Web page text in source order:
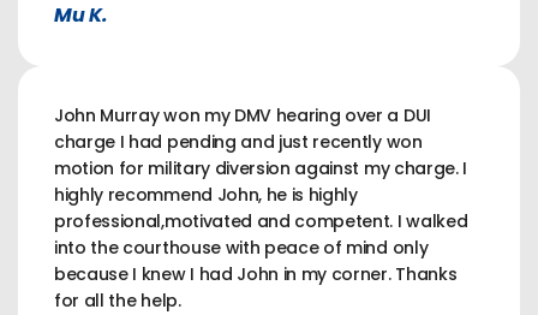
Mu K.
John Murray won my DMV hearing over a DUI
charge I had pending and just recently won
motion for military diversion against my charge. I
highly recommend John, he is highly
professional,motivated and competent. I walked
into the courthouse with peace of mind only
because I knew I had John in my corner. Thanks
for all the help.